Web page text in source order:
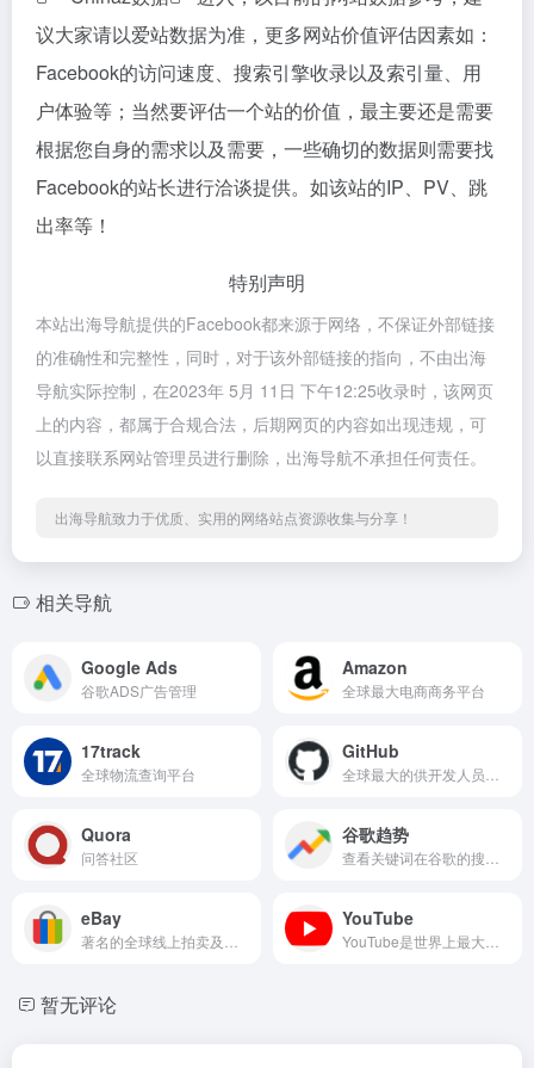
议大家请以爱站数据为准，更多网站价值评估因素如：
Facebook的访问速度、搜索引擎收录以及索引量、用
户体验等；当然要评估一个站的价值，最主要还是需要
根据您自身的需求以及需要，一些确切的数据则需要找
Facebook的站长进行洽谈提供。如该站的IP、PV、跳
出率等！
特别声明
本站出海导航提供的Facebook都来源于网络，不保证外部链接
的准确性和完整性，同时，对于该外部链接的指向，不由出海
导航实际控制，在2023年 5月 11日 下午12:25收录时，该网页
上的内容，都属于合规合法，后期网页的内容如出现违规，可
以直接联系网站管理员进行删除，出海导航不承担任何责任。
出海导航致力于优质、实用的网络站点资源收集与分享！
相关导航
Google Ads
谷歌ADS广告管理
Amazon
全球最大电商商务平台
17track
全球物流查询平台
GitHub
Quora
问答社区
谷歌趋势
eBay YouTube
暂无评论